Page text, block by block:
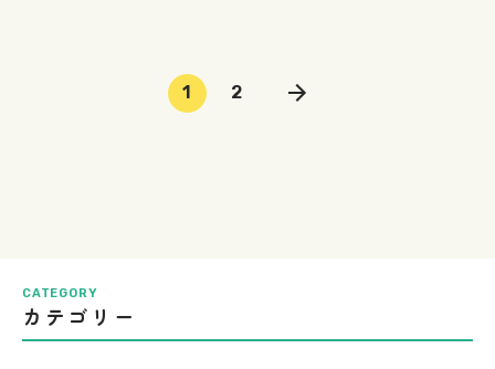
CATEGORY
カテゴリー
1 2